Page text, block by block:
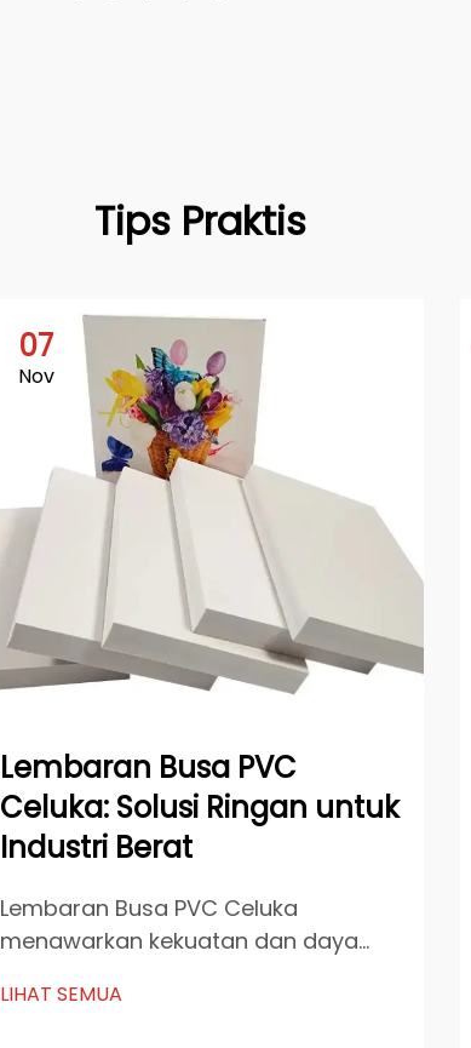
Tips Praktis
07
Nov
Lembaran Busa PVC
Celuka: Solusi Ringan untuk
Industri Berat
Lembaran Busa PVC Celuka
menawarkan kekuatan dan daya
menjadikannya sangat penting
LIHAT SEMUA